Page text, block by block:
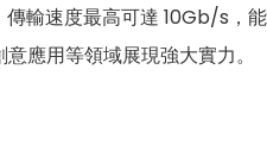
輸速度最高可達 10Gb/s，能
應用等領域展現強大實力。